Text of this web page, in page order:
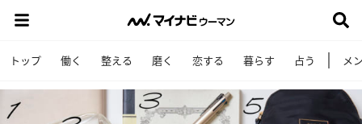
トップ 働く 整える 磨く 恋する 暮らす 占う メ